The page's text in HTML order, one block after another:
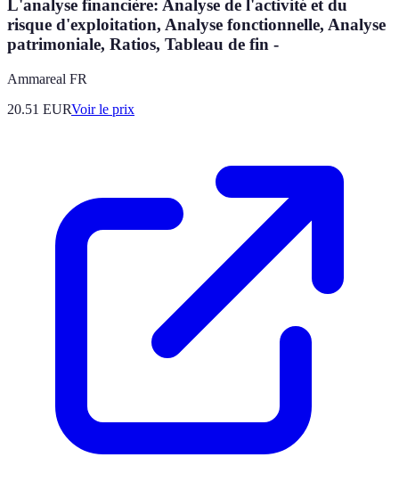
L'analyse financière: Analyse de l'activité et du
risque d'exploitation, Analyse fonctionnelle, Analyse
patrimoniale, Ratios, Tableau de fin -
Ammareal FR
20.51 EURVoir le prix